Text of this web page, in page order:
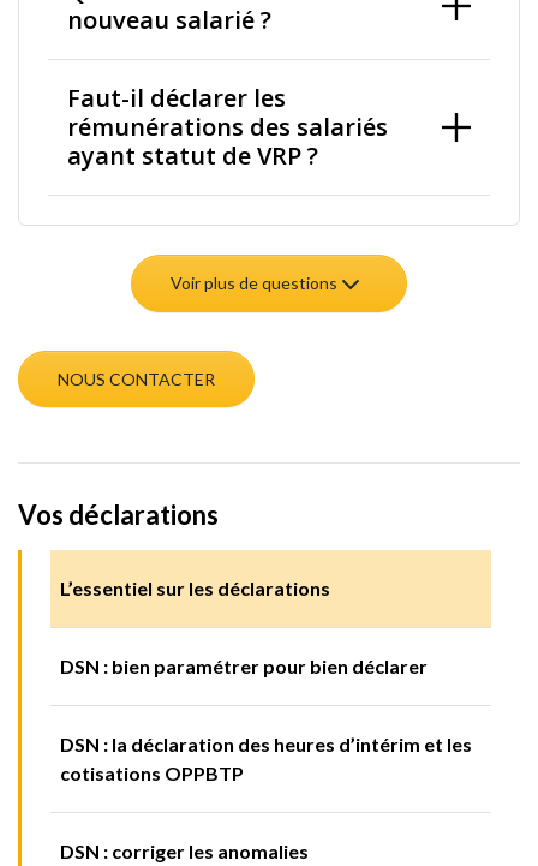
nouveau salarié ?
Faut-il déclarer les
rémunérations des salariés
ayant statut de VRP ?
Voir plus de questions
NOUS CONTACTER
Vos déclarations
L’essentiel sur les déclarations
DSN : bien paramétrer pour bien déclarer
DSN : la déclaration des heures d’intérim et les
cotisations OPPBTP
DSN : corriger les anomalies